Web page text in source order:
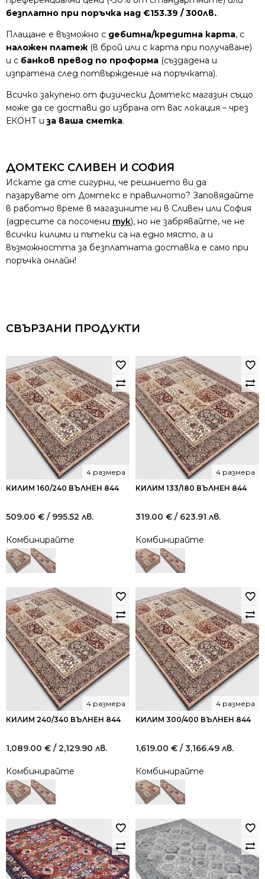
безплатно при поръчка над €153.39 / 300лв..
Плащане е възможно с дебитна/кредитна карта, с
наложен платеж (в брой или с карта при получаване)
и с банков превод по проформа (създадена и
изпратена след потвърждение на поръчката).
Всичко закупено от физически Домтекс магазин също
може да се достави до избрана от вас локация – чрез
ЕКОНТ иза ваша сметка.
ДОМТЕКС СЛИВЕН И СОФИЯ
Искате да сте сигурни, че решнието ви да
пазарувате от Домтекс е правилното? Заповядайте
в работно време в магазините ни в Сливен или София
(адресите са посочени тук), но не забрявайте, че не
всички килими и пътеки са на едно място, а и
възможността за безплатната доставка е само при
поръчка онлайн!
СВЪРЗАНИ ПРОДУКТИ
КИЛИМ 160/240 ВЪЛНЕН 844
4 размера
509.00 € / 995.52 лв.
Комбинирайте
КИЛИМ 133/180 ВЪЛНЕН 844
4 размера
319.00 € / 623.91 лв.
Комбинирайте
КИЛИМ 240/340 ВЪЛНЕН 844
4 размера
1,089.00 € / 2,129.90 лв.
Комбинирайте
КИЛИМ 300/400 ВЪЛНЕН 844
4 размера
1,619.00 € / 3,166.49 лв.
Комбинирайте